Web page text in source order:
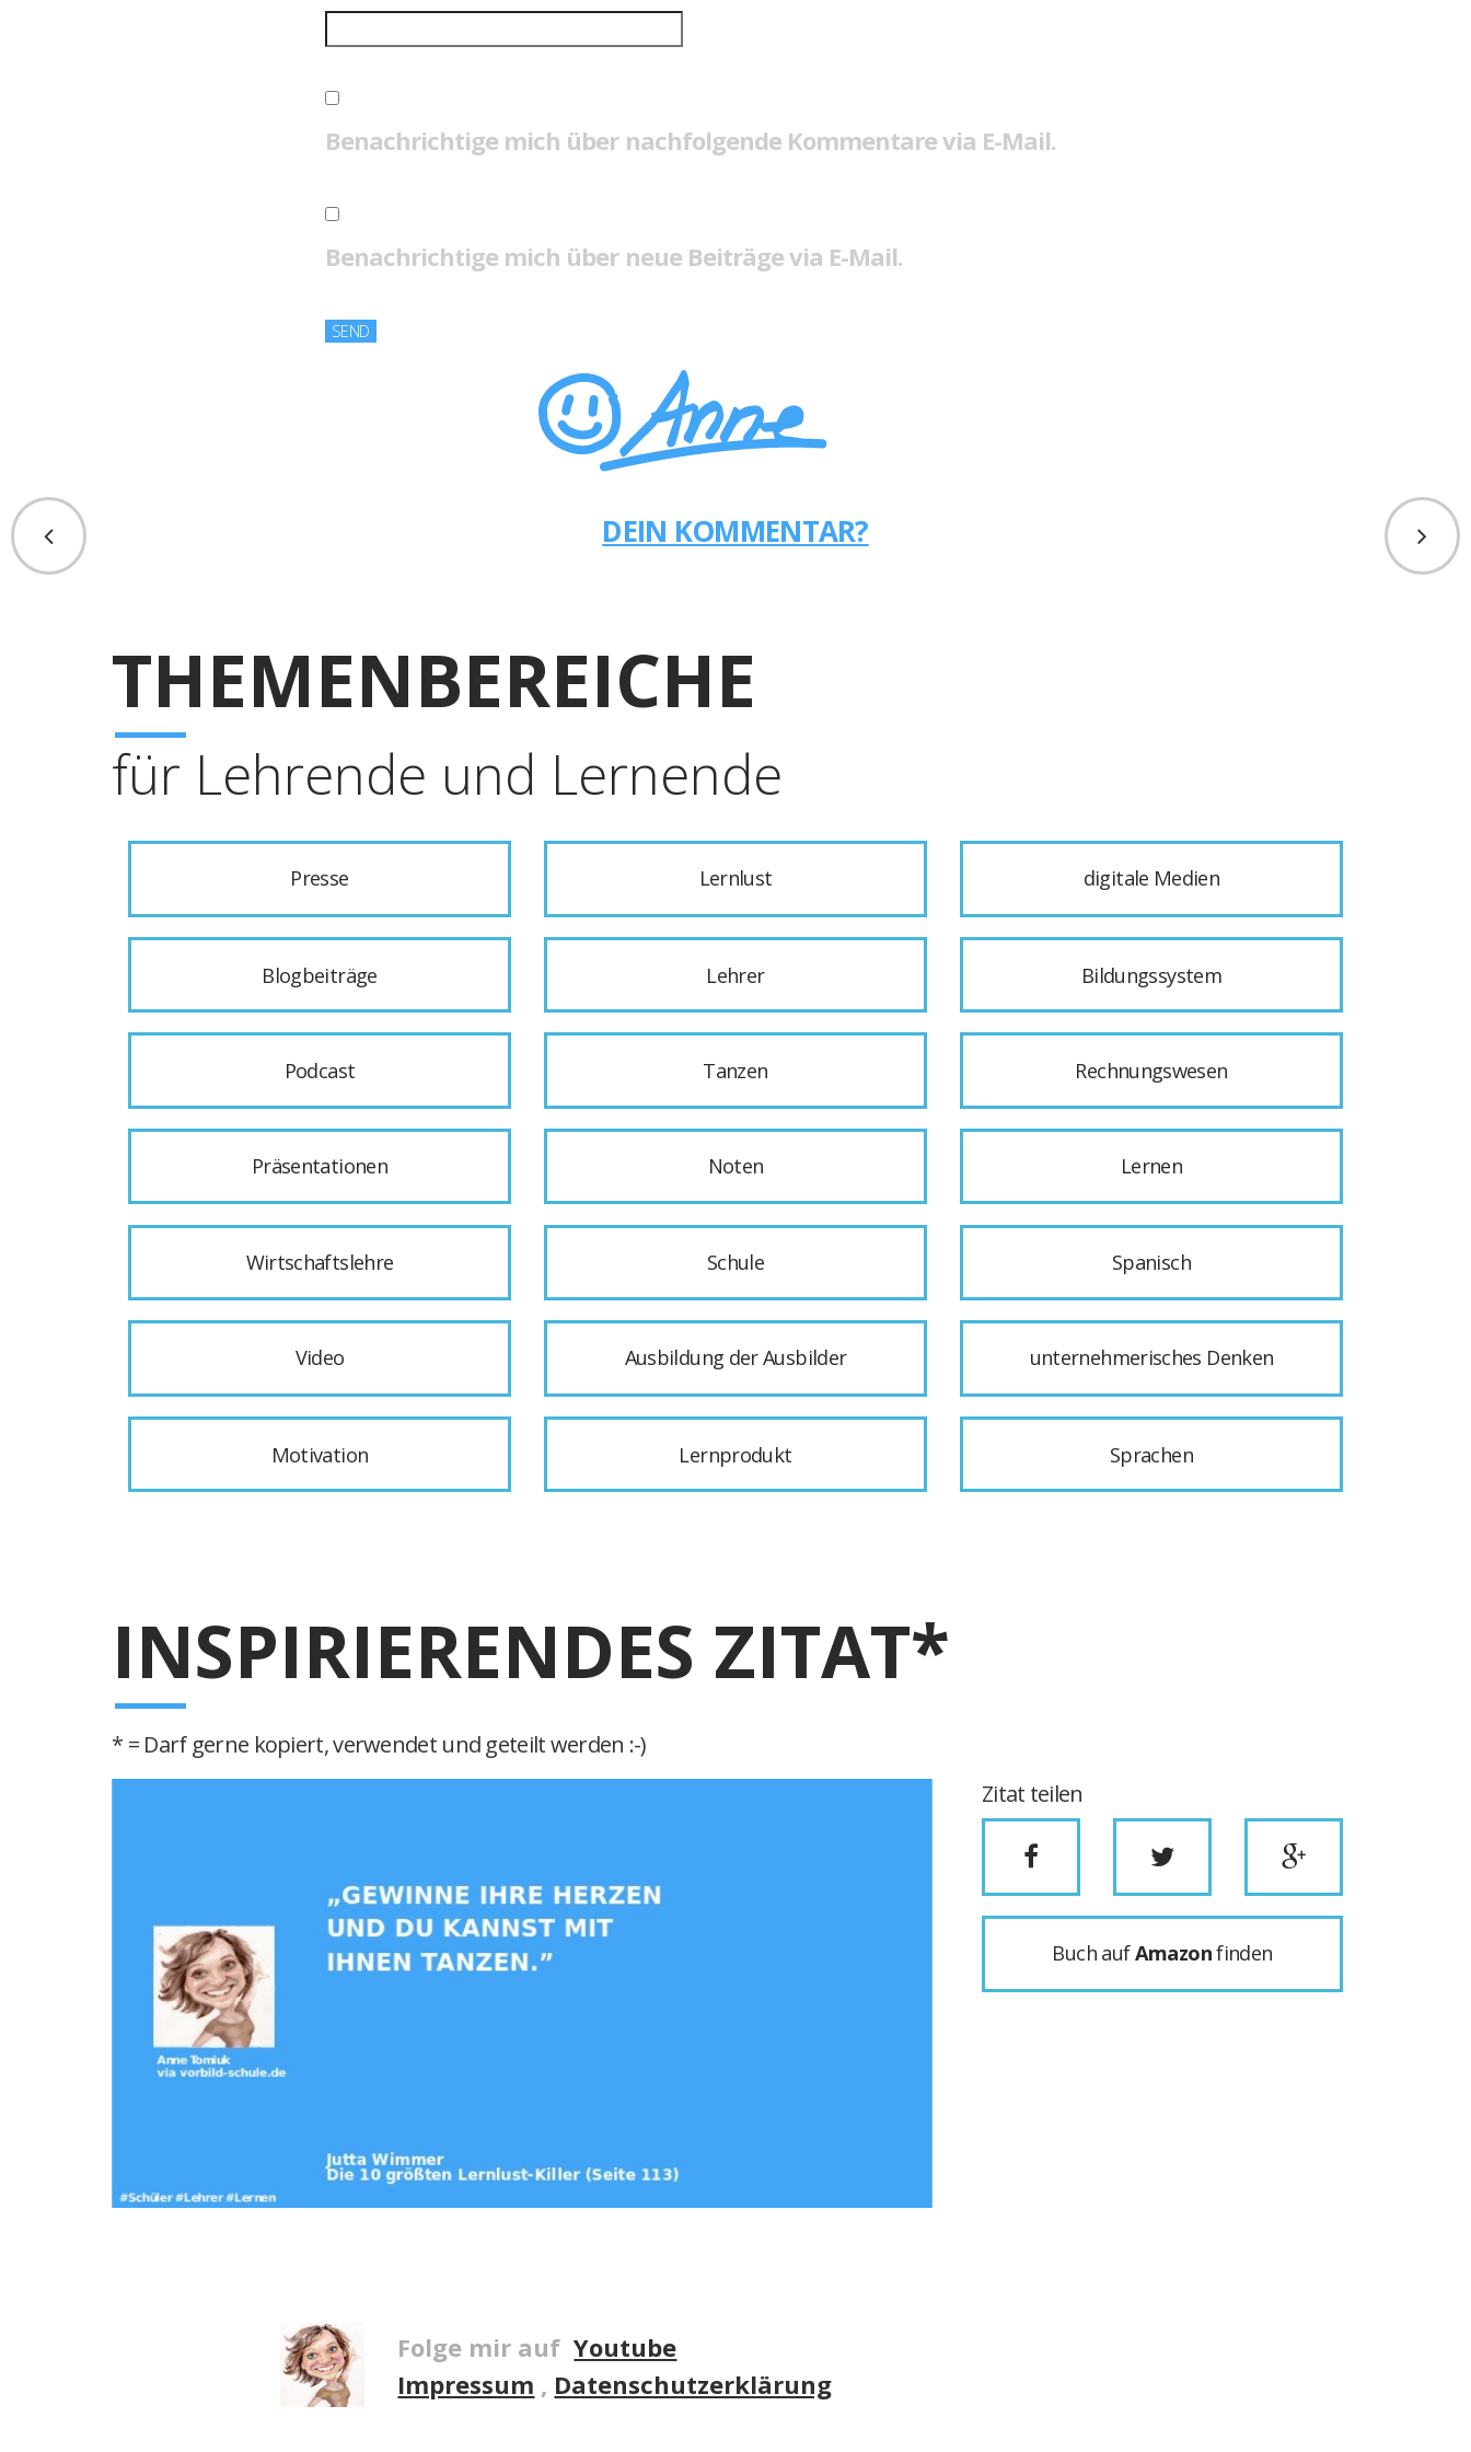
Benachrichtige mich über nachfolgende Kommentare via E-Mail.
Benachrichtige mich über neue Beiträge via E-Mail.
DEIN KOMMENTAR?
THEMENBEREICHE
für Lehrende und Lernende
Presse Lernlust digitale Medien
Blogbeiträge Lehrer Bildungssystem
Podcast Tanzen Rechnungswesen
Präsentationen Noten Lernen
Wirtschaftslehre Schule Spanisch
Video Ausbildung der Ausbilder unternehmerisches Denken
Motivation Lernprodukt Sprachen
INSPIRIERENDES ZITAT*
* = Darf gerne kopiert, verwendet und geteilt werden :-)
Zitat teilen
Buch aufAmazonfinden
Folge mir auf Youtube
Impressum , Datenschutzerklärung